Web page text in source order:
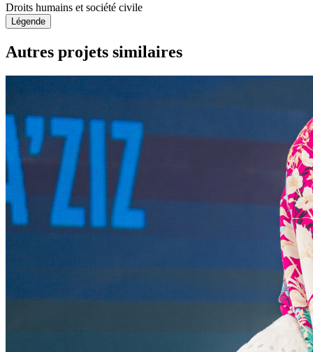
Droits humains et société civile
Légende
Autres projets similaires